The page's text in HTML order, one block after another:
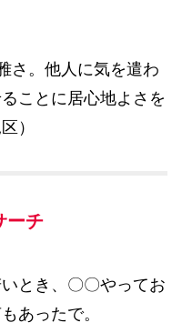
さ。他人に気を遣わ
ことに居心地よさを
）
ーチ
とき、〇〇やってお
あったで。